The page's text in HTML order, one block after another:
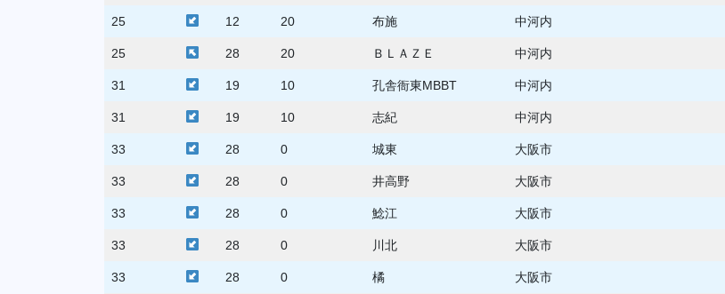
25 12 20 布施 中河内
25 28 20 ＢＬＡＺＥ 中河内
31 19 10 孔舎衙東MBBT 中河内
31 19 10 志紀 中河内
33 28 0 城東 大阪市
33 28 0 井高野 大阪市
33 28 0 鯰江 大阪市
33 28 0 川北 大阪市
33 28 0 橘 大阪市